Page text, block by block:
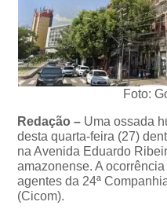
Foto:
Redação – Uma ossada
desta quarta-feira (27)
na Avenida Eduardo
amazonense. A
agentes da 24ª
(Cicom).